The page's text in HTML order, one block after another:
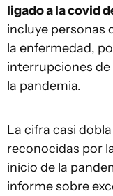
ligado a la covid
incluye personas
la enfermedad,
interrupciones
la pandemia.
La cifra casi
reconocidas por
inicio de la
informe sobre